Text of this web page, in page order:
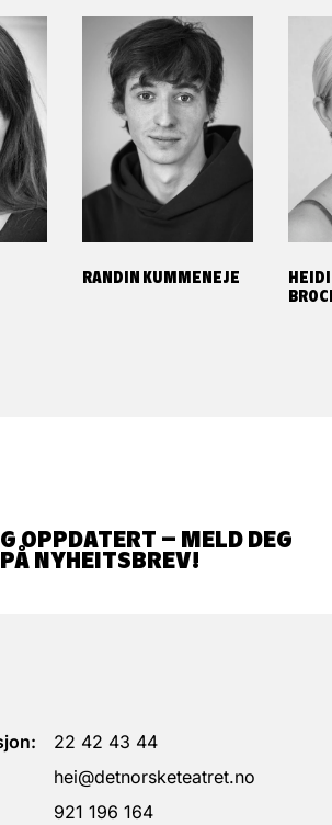
RANDIN KUMMENEJE
OPPDATERT – MELD DEG
PÅ NYHEITSBREV!
22 42 43 44
hei@detnorsketeatret.no
921 196 164